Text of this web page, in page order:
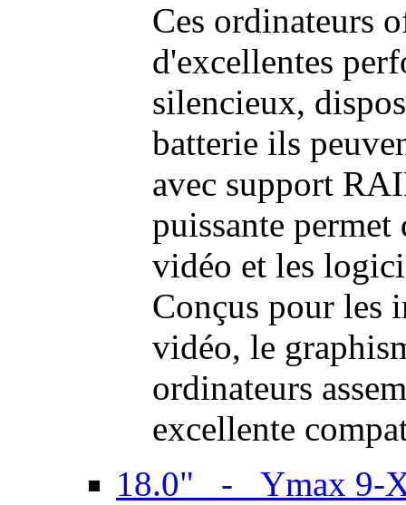
Ces ordinateurs
d'excellentes
silencieux,
batterie ils
avec support
puissante permet
vidéo et les
Conçus pour les
vidéo, le
ordinateurs
excellente
18.0" - Ymax 9-